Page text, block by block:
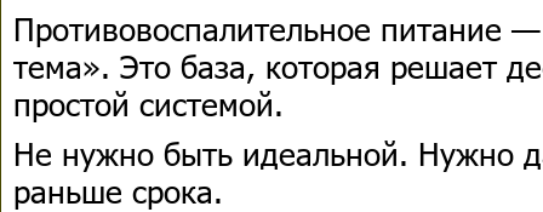
Противовоспалительное питание
тема». Это база, которая решает
простой системой.
Не нужно быть идеальной. Нужно
раньше срока.